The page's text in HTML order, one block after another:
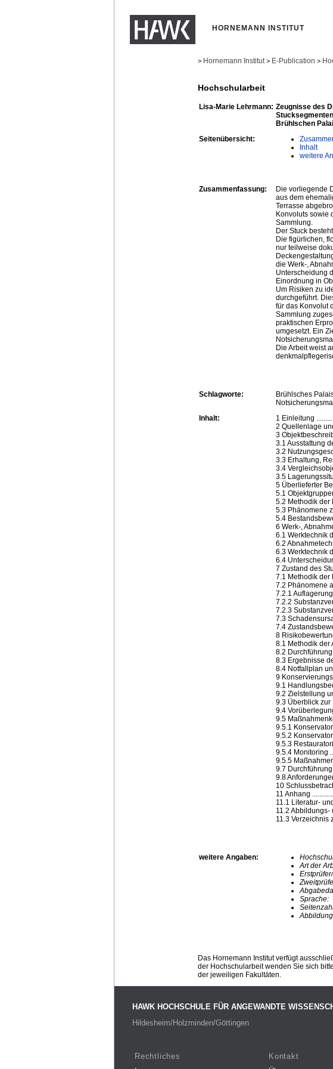
HORNEMANN INSTITUT
> Hornemann Institut > E-Publication >
Hochschularbeit
Lisa-Marie Lehrmann: Zeugnisse des
Brühlschen
Seitenübersicht:
Inhalt
weitere
Zusammenfassung:
Die vorliegende
aus dem
Terrasse
Konvoluts sowie
Sammlung.
Der Stuck
Die figürlichen,
nur teilweise
die Werk-,
Unterscheidung
Einordnung in
Um Risiken zu
durchgeführt.
für das Konvolut
Sammlung
praktischen
umgesetzt. Ein
Die Arbeit weist
Schlagworte:
Brühlsches
Inhalt:
1 Einleitung
2 Quellenlage
3
3.1 Ausstattung
3.2
3.3 Erhaltung,
3.4
3.5
5 Überlieferter
5.1
5.2 Methodik der
5.3 Phänomene
5.4
6 Werk-,
6.1 Werktechnik
6.2
6.3 Werktechnik
6.4
7 Zustand des
7.1 Methodik der
7.2 Phänomene
7.2.1
7.2.2
7.2.3
7.3
7.4
8
8.1 Methodik der
8.2
8.3 Ergebnisse
8.4 Notfallplan
9
9.1
9.2 Zielstellung
9.3 Überblick zur
9.4
9.5
9.5.1
9.5.2
9.5.3
9.5.4 Monitoring
9.5.5
9.7
9.8
10
11 Anhang
11.1 Literatur-
11.2 Abbildungs-
11.3 Verzeichnis
weitere Angaben:
Art der
Sprache:
Das Hornemann Institut verfügt
der Hochschularbeit wenden Sie sich
der jeweiligen Fakultäten.
HAWK HOCHSCHULE FÜR ANGEWANDTE
Hildesheim/Holzminden/Göttingen
Rechtliches
Kontakt